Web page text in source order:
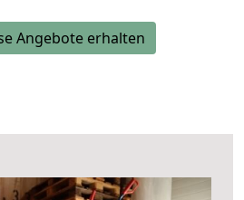
Angebote erhalten